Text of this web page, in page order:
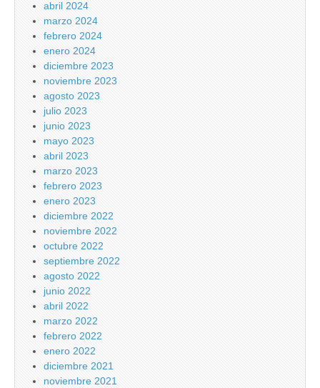
abril 2024
marzo 2024
febrero 2024
enero 2024
diciembre 2023
noviembre 2023
agosto 2023
julio 2023
junio 2023
mayo 2023
abril 2023
marzo 2023
febrero 2023
enero 2023
diciembre 2022
noviembre 2022
octubre 2022
septiembre 2022
agosto 2022
junio 2022
abril 2022
marzo 2022
febrero 2022
enero 2022
diciembre 2021
noviembre 2021